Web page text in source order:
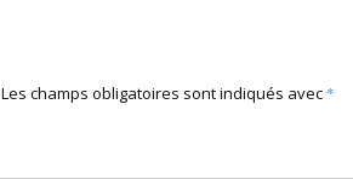
Les champs obligatoires sont indiqués avec *